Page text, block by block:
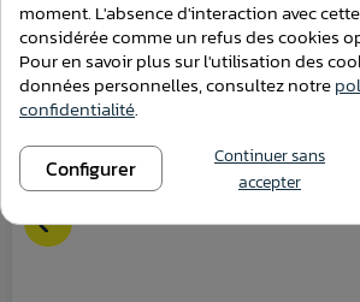
moment. L'absence d'interaction avec
considérée comme un refus des cookies
Pour en savoir plus sur l'utilisation des
données personnelles, consultez notre
confidentialité.
Configurer
Continuer sans
accepter